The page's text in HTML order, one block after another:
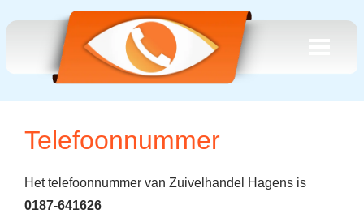
Telefoonnummer
Het telefoonnummer van Zuivelhandel Hagens is
0187-641626